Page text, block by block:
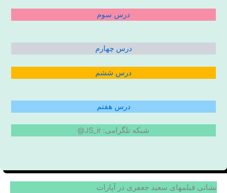
درس سوم
درس چهارم
درس ششم
درس هفتم
شبکه تلگرامی: JS_ir@
نشانی فیلمهای سعید جعفری در آپارات